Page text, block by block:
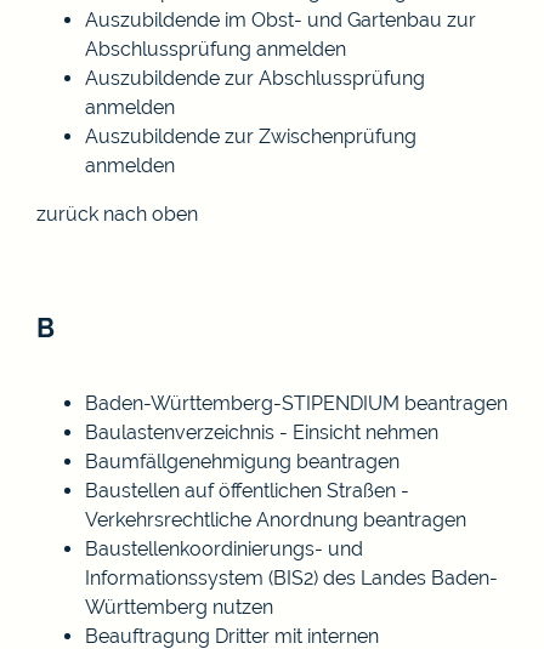
Auszubildende im Obst- und Gartenbau zur
Abschlussprüfung anmelden
Auszubildende zur Abschlussprüfung
anmelden
Auszubildende zur Zwischenprüfung
anmelden
zurück nach oben
B
Baden-Württemberg-STIPENDIUM beantragen
Baulastenverzeichnis - Einsicht nehmen
Baumfällgenehmigung beantragen
Baustellen auf öffentlichen Straßen -
Verkehrsrechtliche Anordnung beantragen
Baustellenkoordinierungs- und
Informationssystem (BIS2) des Landes Baden-
Württemberg nutzen
Beauftragung Dritter mit internen